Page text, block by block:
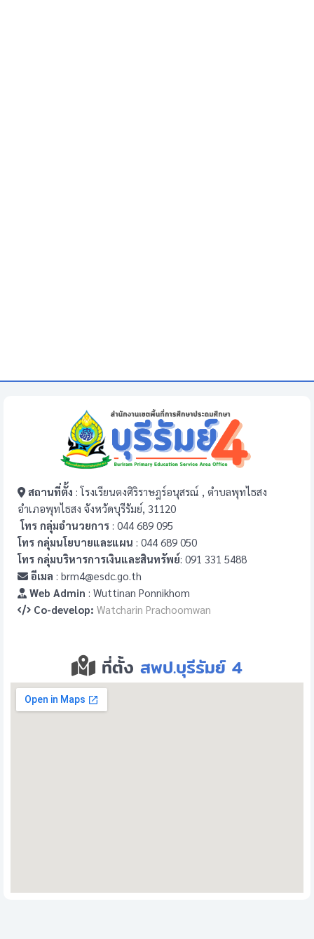
สถานที่ตั้ง : โรงเรียนตงศิริราษฎร์อนุสรณ์ , ตำบลพุทไธสง
อำเภอพุทไธสง จังหวัดบุรีรัมย์, 31120
โทร กลุ่มอำนวยการ : 044 689 095
โทร กลุ่มนโยบายและแผน : 044 689 050
โทร กลุ่มบริหารการเงินและสินทรัพย์: 091 331 5488
อีเมล : brm4@esdc.go.th
Web Admin : Wuttinan Ponnikhom
Co-develop: Watcharin Prachoomwan
ที่ตั้ง สพป.บุรีรัมย์ 4